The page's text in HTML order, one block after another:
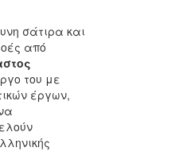
σάτιρα και
από
του με
έργων,